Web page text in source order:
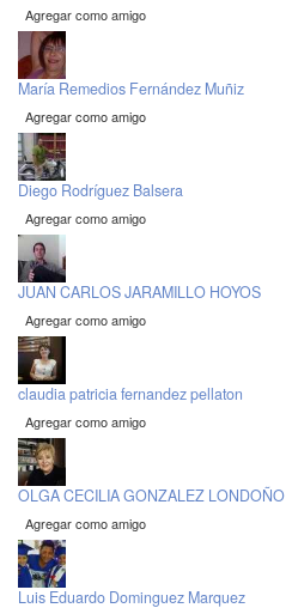
Agregar como amigo
María Remedios Fernández Muñiz
Agregar como amigo
Diego Rodríguez Balsera
Agregar como amigo
JUAN CARLOS JARAMILLO HOYOS
Agregar como amigo
claudia patricia fernandez pellaton
Agregar como amigo
OLGA CECILIA GONZALEZ LONDOÑO
Agregar como amigo
Luis Eduardo Dominguez Marquez